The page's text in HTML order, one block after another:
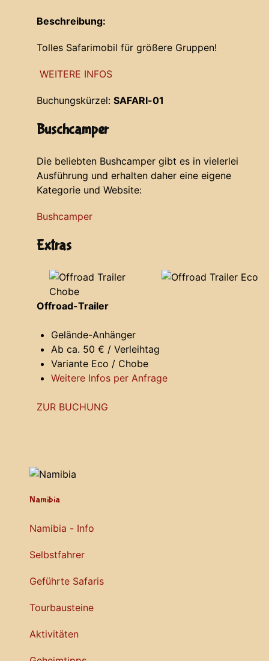
Beschreibung:
Tolles Safarimobil für größere Gruppen!
WEITERE INFOS
Buchungskürzel: SAFARI-01
Buschcamper
Die beliebten Bushcamper gibt es in vielerlei
Ausführung und erhalten daher eine eigene
Kategorie und Website:
Bushcamper
Extras
Offroad-Trailer
Gelände-Anhänger
Ab ca. 50 € / Verleihtag
Variante Eco / Chobe
Weitere Infos per Anfrage
ZUR BUCHUNG
Namibia
Namibia - Info
Selbstfahrer
Geführte Safaris
Tourbausteine
Aktivitäten